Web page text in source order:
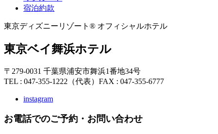
宿泊約款
東京ディズニーリゾート® オフィシャルホテル
東京ベイ舞浜ホテル
〒279-0031 千葉県浦安市舞浜1番地34号
TEL : 047-355-1222（代表） FAX : 047-355-6777
instagram
お電話でのご予約・お問い合わせ